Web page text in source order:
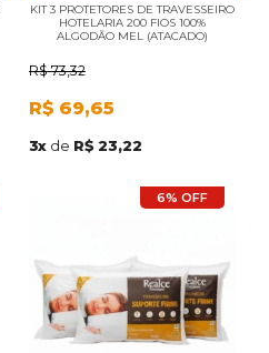
KIT 3 PROTETORES DE TRAVESSEIRO
HOTELARIA 200 FIOS 100%
ALGODÃO MEL (ATACADO)
R$ 73,32
R$ 69,65
3x de R$ 23,22
6% OFF